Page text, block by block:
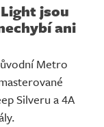
jsou
ani
Metro
Silveru a 4A